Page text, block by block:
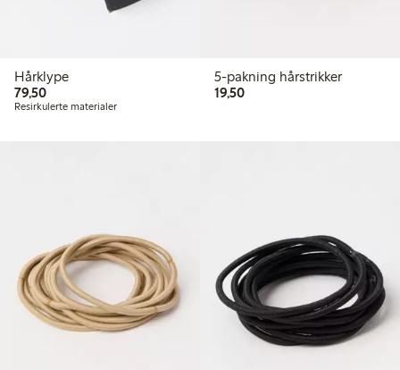
Hårklype
79,5079,50 kr
Resirkulerte materialer
5-pakning hårstrikker
19,5019,50 kr